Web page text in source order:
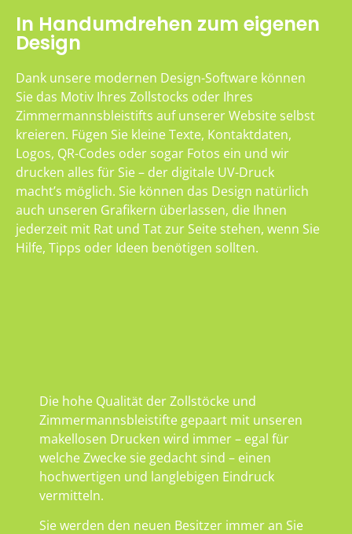
In Handumdrehen zum eigenen
Design
Dank unsere modernen Design-Software können
Sie das Motiv Ihres Zollstocks oder Ihres
Zimmermannsbleistifts auf unserer Website selbst
kreieren. Fügen Sie kleine Texte, Kontaktdaten,
Logos, QR-Codes oder sogar Fotos ein und wir
drucken alles für Sie – der digitale UV-Druck
macht’s möglich. Sie können das Design natürlich
auch unseren Grafikern überlassen, die Ihnen
jederzeit mit Rat und Tat zur Seite stehen, wenn Sie
Hilfe, Tipps oder Ideen benötigen sollten.
Die hohe Qualität der Zollstöcke und
Zimmermannsbleistifte gepaart mit unseren
makellosen Drucken wird immer – egal für
welche Zwecke sie gedacht sind – einen
hochwertigen und langlebigen Eindruck
vermitteln.
Sie werden den neuen Besitzer immer an Sie